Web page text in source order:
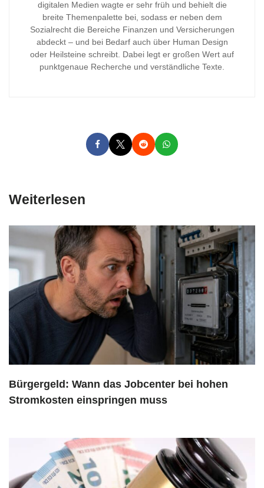
digitalen Medien wagte er sehr früh und behielt die
breite Themenpalette bei, sodass er neben dem
Sozialrecht die Bereiche Finanzen und Versicherungen
abdeckt – und bei Bedarf auch über Human Design
oder Heilsteine schreibt. Dabei legt er großen Wert auf
punktgenaue Recherche und verständliche Texte.
Weiterlesen
Bürgergeld: Wann das Jobcenter bei hohen
Stromkosten einspringen muss